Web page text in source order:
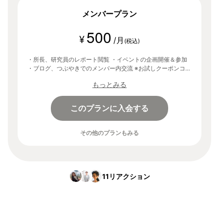
メンバープラン
¥ 500 /月 (税込)
・所長、研究員のレポート閲覧 ・イベントの企画開催＆参加
・ブログ、つぶやきでのメンバー内交流 ※お試しクーポンコー
もっとみる
このプランに入会する
その他のプランもみる
11 リアクション